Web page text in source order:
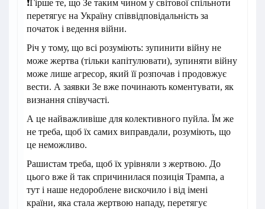
❗️Гірше те, що Зе таким чином у світової спільноти
перетягує на Україну співвідповідальність за
початок і ведення війни.
Річ у тому, що всі розуміють: зупинити війну не
може жертва (тільки капітулювати), зупиняти війну
може лише агресор, який її розпочав і продовжує
вести. А заявки Зе вже починають коментувати, як
визнання співучасті.
А це найважливіше для колективного пуйла. Їм же
не треба, щоб їх самих виправдали, розуміють, що
це неможливо.
Рашистам треба, щоб їх урівняли з жертвою. До
цього вже й так спричинилася позиція Трампа, а
тут і наше недороблене вискочило і від імені
країни, яка стала жертвою нападу, перетягує